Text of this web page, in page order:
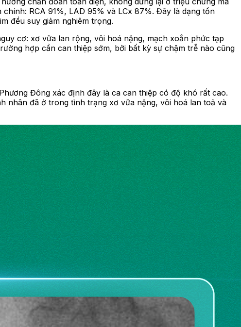
RCA 91%, LAD 95% và LCx 87%. Đây là dạng tổn
đều suy giảm nghiêm trọng.
cơ: xơ vữa lan rộng, vôi hoá nặng, mạch xoắn phức tạp
hợp cần can thiệp sớm, bởi bất kỳ sự chậm trễ nào cũng
Đông xác định đây là ca can thiệp có độ khó rất cao.
nhân đã ở trong tình trạng xơ vữa nặng, vôi hoá lan toả và